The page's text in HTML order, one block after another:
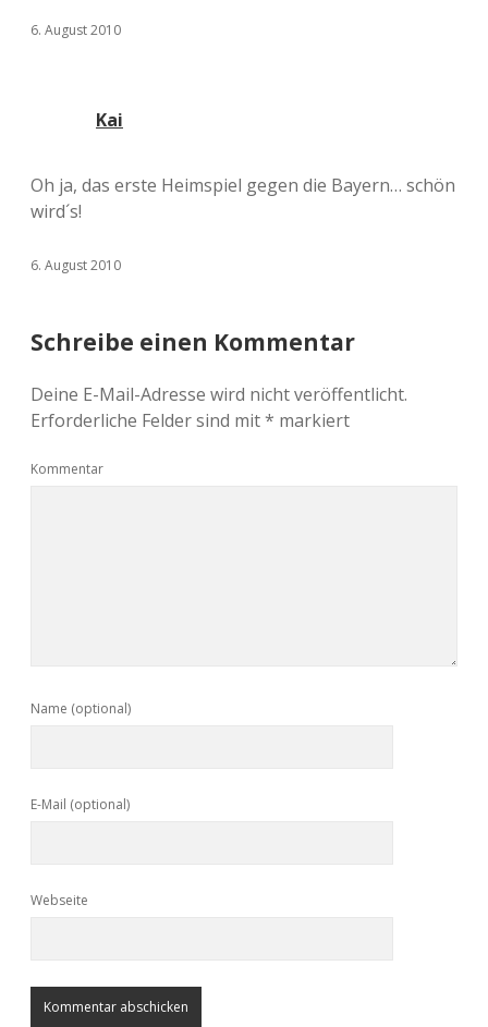
6. August 2010
Kai
Oh ja, das erste Heimspiel gegen die Bayern… schön
wird´s!
6. August 2010
Schreibe einen Kommentar
Deine E-Mail-Adresse wird nicht veröffentlicht.
Erforderliche Felder sind mit* markiert
Kommentar
Name (optional)
E-Mail (optional)
Webseite